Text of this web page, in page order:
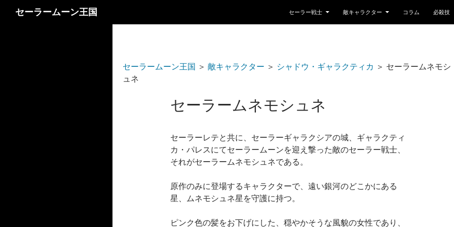
セーラームーン王国
セーラー戦士
敵キャラクター コラム 必殺技
セーラームーン王国 ＞ 敵キャラクター ＞ シャドウ・ギャラクティカ ＞ セーラームネモシ
ュネ
セーラームネモシュネ
セーラーレテと共に、セーラーギャラクシアの城、ギャラクティ
カ・パレスにてセーラームーンを迎え撃った敵のセーラー戦士、
それがセーラームネモシュネである。
原作のみに登場するキャラクターで、遠い銀河のどこかにある
星、ムネモシュネ星を守護に持つ。
ピンク色の髪をお下げにした、穏やかそうな風貌の女性であり、